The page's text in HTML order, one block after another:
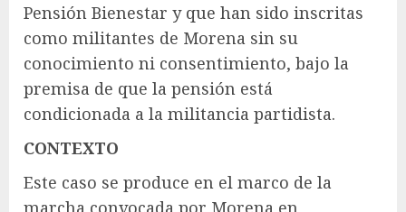
Pensión Bienestar y que han sido inscritas
como militantes de Morena sin su
conocimiento ni consentimiento, bajo la
premisa de que la pensión está
condicionada a la militancia partidista.
CONTEXTO
Este caso se produce en el marco de la
marcha convocada por Morena en